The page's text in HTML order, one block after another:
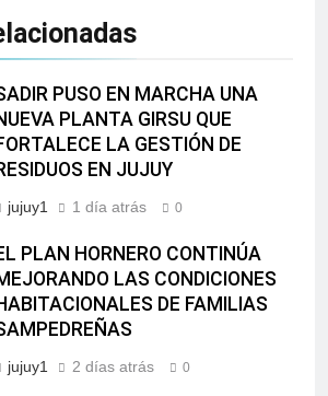
PUSO EN MARCHA UNA
PLANTA GIRSU QUE
LA GESTIÓN DE
EN JUJUY
jujuy1 1 día atrás 0
PLAN HORNERO CONTINÚA
LAS CONDICIONES
DE FAMILIAS
jujuy1 2 días atrás 0